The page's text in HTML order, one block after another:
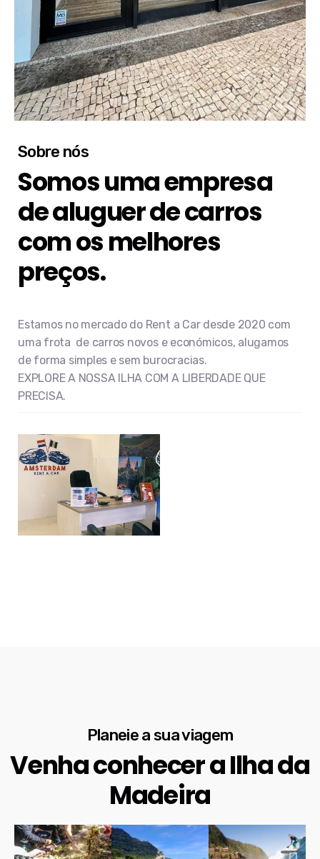
Sobre nós
Somos uma empresa
de aluguer de carros
com os melhores
preços.
Estamos no mercado do Rent a Car desde 2020 com
uma frota de carros novos e económicos, alugamos
de forma simples e sem burocracias.
EXPLORE A NOSSA ILHA COM A LIBERDADE QUE
PRECISA.
Planeie a sua viagem
Venha conhecer a Ilha da
Madeira